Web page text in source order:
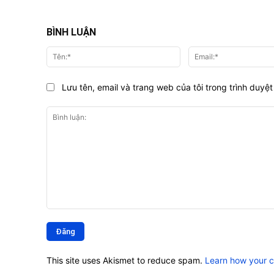
BÌNH LUẬN
luận:
Tên:*
Lưu tên, email và trang web của tôi trong trình
This site uses Akismet to reduce spam. Learn how your